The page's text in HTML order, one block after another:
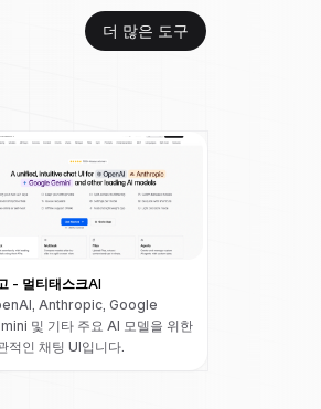
더 많은 도구
- 멀티태스크AI
Anthropic, Google
및 기타 주요 AI 모델을 위한
적인 채팅 UI입니다.